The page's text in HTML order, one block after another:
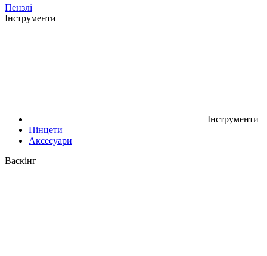
Пензлі
Інструменти
Інструменти
Пінцети
Аксесуари
Васкінг